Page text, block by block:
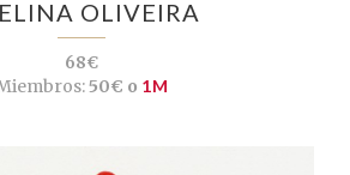
OLIVEIRA
68€
50€ o 1M